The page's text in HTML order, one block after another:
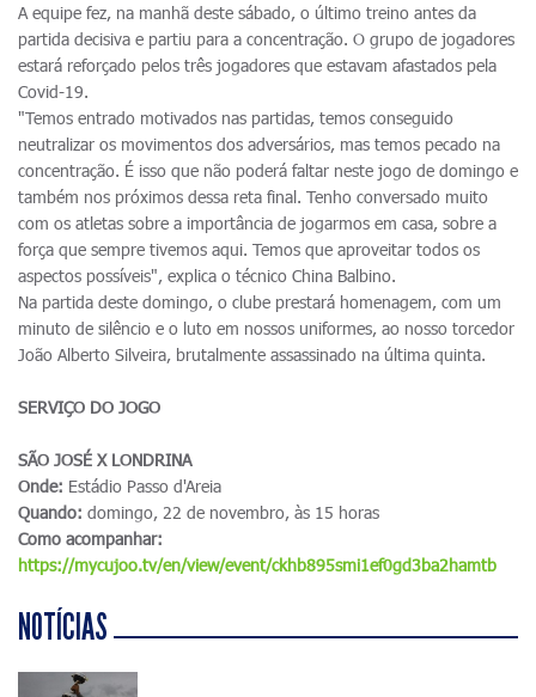
A equipe fez, na manhã deste sábado, o último treino antes da
partida decisiva e partiu para a concentração. O grupo de jogadores
estará reforçado pelos três jogadores que estavam afastados pela
Covid-19.
"Temos entrado motivados nas partidas, temos conseguido
neutralizar os movimentos dos adversários, mas temos pecado na
concentração. É isso que não poderá faltar neste jogo de domingo e
também nos próximos dessa reta final. Tenho conversado muito
com os atletas sobre a importância de jogarmos em casa, sobre a
força que sempre tivemos aqui. Temos que aproveitar todos os
aspectos possíveis", explica o técnico China Balbino.
Na partida deste domingo, o clube prestará homenagem, com um
minuto de silêncio e o luto em nossos uniformes, ao nosso torcedor
João Alberto Silveira, brutalmente assassinado na última quinta.
SERVIÇO DO JOGO
SÃO JOSÉ X LONDRINA
Onde: Estádio Passo d'Areia
Quando: domingo, 22 de novembro, às 15 horas
Como acompanhar:
https://mycujoo.tv/en/view/event/ckhb895smi1ef0gd3ba2hamtb
NOTÍCIAS